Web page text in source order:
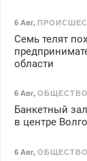
6 Авг,
Семь телят
области
6 Авг, ОБЩЕСТВО
Банкетный
в центре
6 Авг, ОБЩЕСТВО